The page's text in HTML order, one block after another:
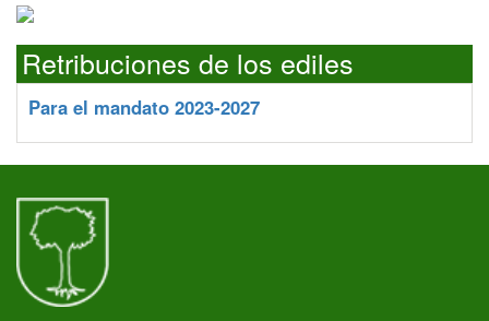
Retribuciones de los ediles
Para el mandato 2023-2027